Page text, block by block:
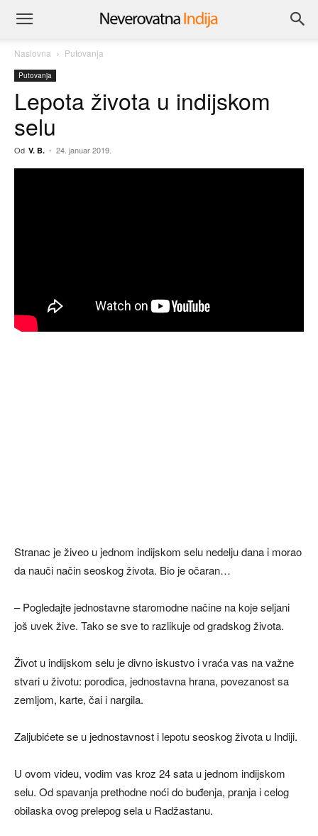
Naslovna Putovanja
Putovanja
Lepota života u indijskom
selu
Od V. B. - 24. januar 2019.
Stranac je živeo u jednom indijskom selu nedelju dana i morao
da nauči način seoskog života. Bio je očaran…
– Pogledajte jednostavne staromodne načine na koje seljani
još uvek žive. Tako se sve to razlikuje od gradskog života.
Život u indijskom selu je divno iskustvo i vraća vas na važne
stvari u životu: porodica, jednostavna hrana, povezanost sa
zemljom, karte, čai i nargila.
Zaljubićete se u jednostavnost i lepotu seoskog života u Indiji.
U ovom videu, vodim vas kroz 24 sata u jednom indijskom
selu. Od spavanja prethodne noći do buđenja, pranja i celog
obilaska ovog prelepog sela u Radžastanu.